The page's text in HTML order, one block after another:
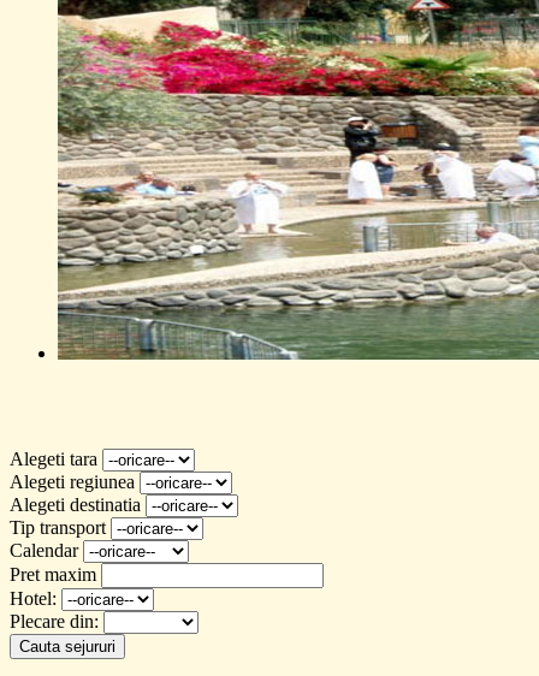
Alegeti tara
Alegeti regiunea
Alegeti destinatia
Tip transport
Calendar
Pret maxim
Hotel:
Plecare din:
Cauta sejururi